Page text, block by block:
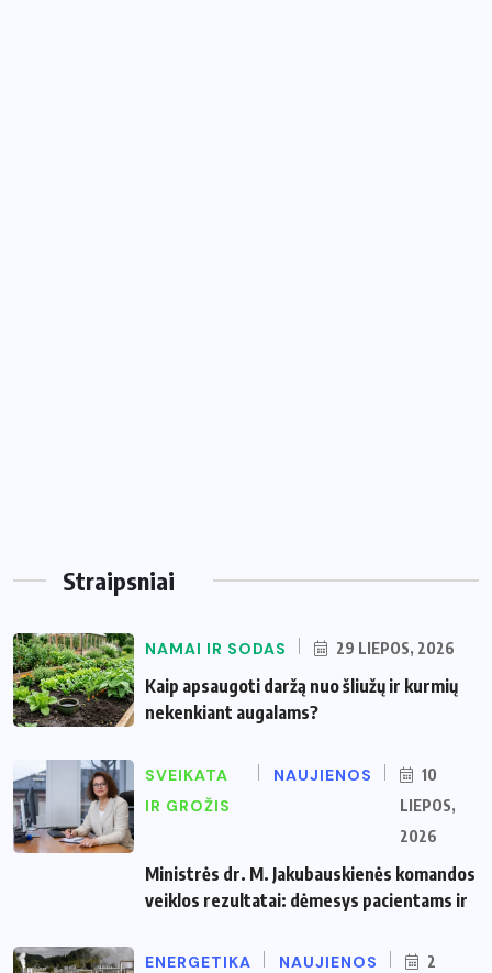
Straipsniai
NAMAI IR SODAS 29 LIEPOS, 2026
Kaip apsaugoti daržą nuo šliužų ir kurmių
nekenkiant augalams?
SVEIKATA
IR GROŽIS
NAUJIENOS
10
LIEPOS,
2026
Ministrės dr. M. Jakubauskienės komandos
veiklos rezultatai: dėmesys pacientams ir
ENERGETIKA NAUJIENOS
2